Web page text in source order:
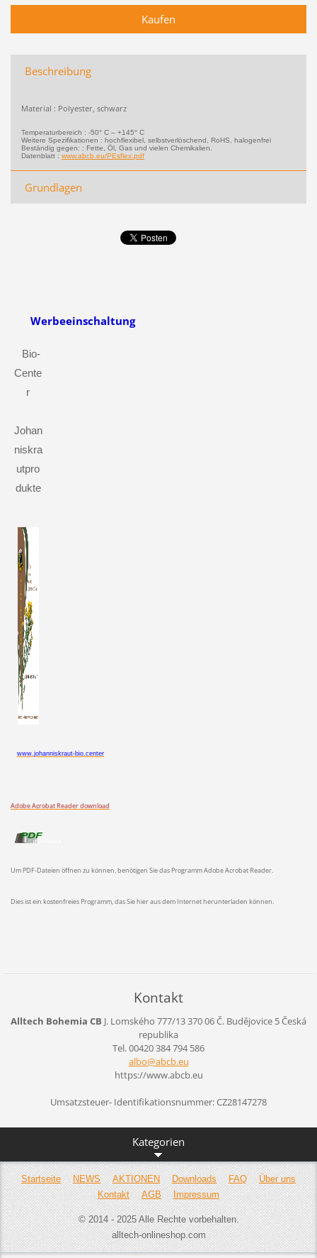
Beschreibung
Material : Polyester, schwarz
Temperaturbereich : -50° C – +145° C
Weitere Spezifikationen : hochflexibel, selbstverlöschend, RoHS, halogenfrei
Beständig gegen: : Fette, Öl, Gas und vielen Chemikalien.
Datenblatt : www.abcb.eu/PEsflex.pdf
Grundlagen
Werbeeinschaltung
Bio-
Cente
r
Johan
niskra
utpro
dukte
www.johanniskraut-bio.center
Adobe Acrobat Reader download
Um PDF-Dateien öffnen zu können, benötigen Sie das Programm Adobe Acrobat Reader.
Dies ist ein kostenfreies Programm, das Sie hier aus dem Internet herunterladen können.
Kontakt
Alltech Bohemia CB J. Lomského 777/13370 06 Č. Budějovice 5Česká
republika
Tel. 00420 384 794 586
albo@abcb.eu
https://www.abcb.eu
Umsatzsteuer- Identifikationsnummer: CZ28147278
Kategorien
Startseite NEWS AKTIONEN Downloads FAQ
Über uns
Kontakt
AGB Impressum
© 2014 - 2025 Alle Rechte vorbehalten.
alltech-onlineshop.com